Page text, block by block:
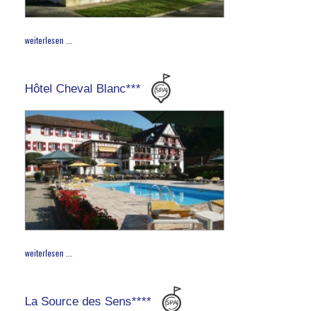
weiterlesen ...
Hôtel Cheval Blanc***
weiterlesen ...
La Source des Sens****